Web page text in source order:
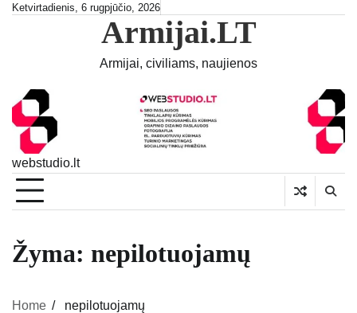
SkipKetvirtadienis, 6 rugpjūčio, 2026
Armijai.LT
Armijai, civiliams, naujienos
webstudio.lt
Žyma: nepilotuojamų
Home nepilotuojamų